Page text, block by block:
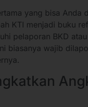
yang bisa Anda
KTI menjadi buku
pelaporan BKD
biasanya wajib